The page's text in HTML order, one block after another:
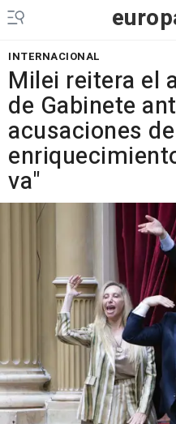
INTERNACIONAL
Milei reitera el
de Gabinete
acusaciones de
va"